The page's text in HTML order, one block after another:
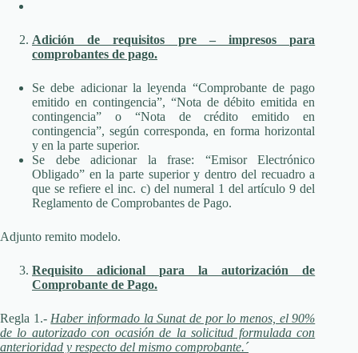
Adición de requisitos pre – impresos para
comprobantes de pago.
Se debe adicionar la leyenda “Comprobante de pago
emitido en contingencia”, “Nota de débito emitida en
contingencia” o “Nota de crédito emitido en
contingencia”, según corresponda, en forma horizontal
y en la parte superior.
Se debe adicionar la frase: “Emisor Electrónico
Obligado” en la parte superior y dentro del recuadro a
que se refiere el inc. c) del numeral 1 del artículo 9 del
Reglamento de Comprobantes de Pago.
Adjunto remito modelo.
Requisito adicional para la autorización de
Comprobante de Pago.
Regla 1.- Haber informado la Sunat de por lo menos, el 90%
de lo autorizado con ocasión de la solicitud formulada con
anterioridad y respecto del mismo comprobante.´